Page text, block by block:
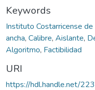
Keywords
Instituto Costarricense
ancha, Calibre, Aislante,
Algoritmo, Factibilidad
URI
https://hdl.handle.net/